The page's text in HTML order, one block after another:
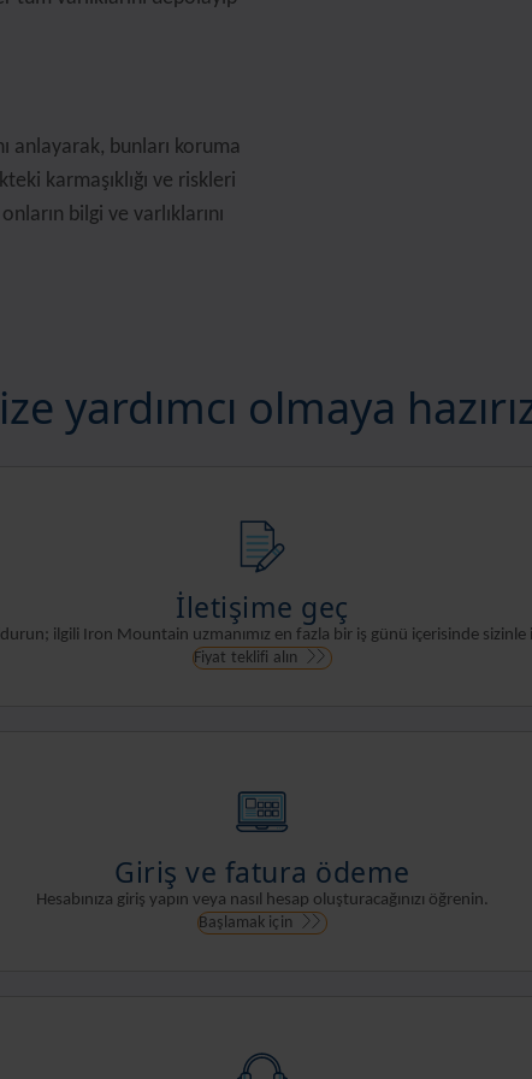
anlayarak, bunları koruma
karmaşıklığı ve riskleri
bilgi ve varlıklarını
yardımcı olmaya
İletişime geç
ilgili Iron Mountain uzmanımız en fazla bir iş günü içerisinde sizinle
Fiyat teklifi alın
Giriş ve fatura ödeme
Hesabınıza giriş yapın veya nasıl hesap oluşturacağınızı öğrenin.
Başlamak için